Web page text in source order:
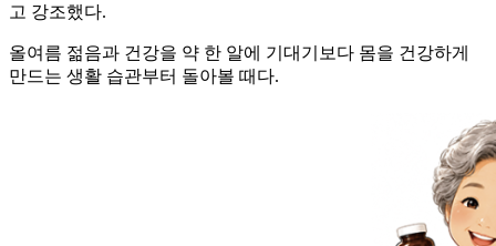
고 강조했다.
올여름 젊음과 건강을 약 한 알에 기대기보다 몸을 건강하게
만드는 생활 습관부터 돌아볼 때다.